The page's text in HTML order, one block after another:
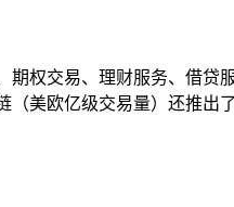
权交易、理财服务、借贷
美欧亿级交易量）还推出